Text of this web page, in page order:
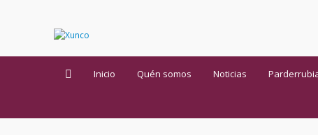
Inicio Quén somos Noticias